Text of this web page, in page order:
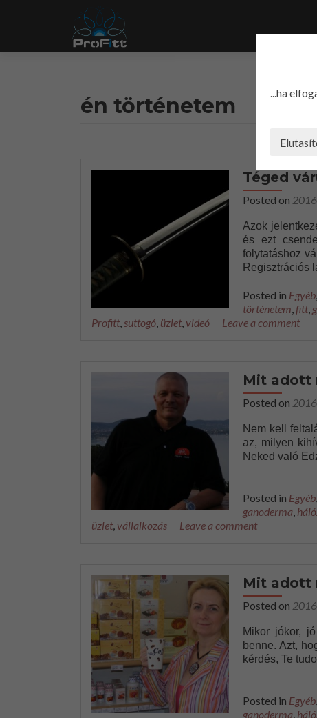
én történetem
Téged
Posted on
Azok
és ezt
folytatáshoz
Regisztrációs
Posted in Egyéb,
történetem,fitt,
Profitt,suttogó, üzlet, videó Leave a comment
Mit adott
Posted on
Nem kell
az, milyen
Neked való
Posted in Egyéb,
ganoderma,
üzlet, vállalkozás Leave a comment
Mit adott
Posted on
Mikor jókor,
benne. Azt,
kérdés, Te
Posted in Egyéb,
ganoderma,
...ha